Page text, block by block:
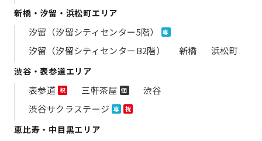
新橋・汐留・浜松町エリア
汐留（汐留シティセンター5階） 専
汐留（汐留シティセンターB2階） 新橋 浜松町
渋谷・表参道エリア
表参道 祝 三軒茶屋 個
渋谷
渋谷サクラステージ 専 祝
恵比寿・中目黒エリア